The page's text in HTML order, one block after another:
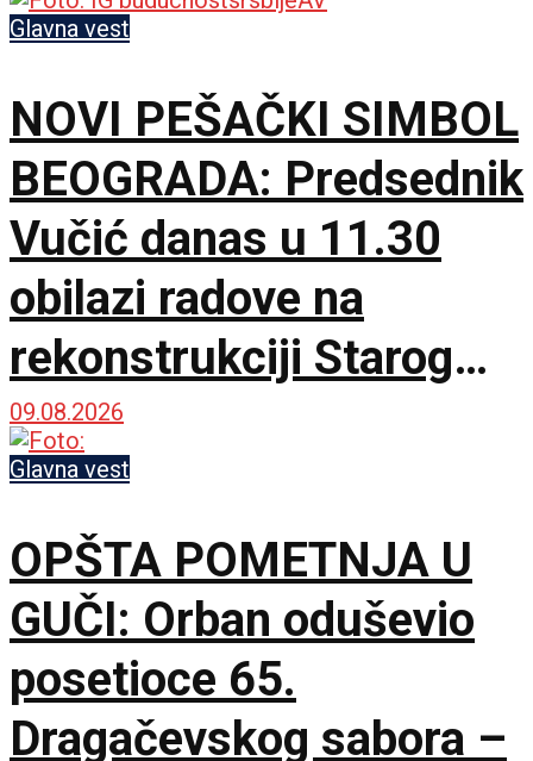
Glavna vest
NOVI PEŠAČKI SIMBOL
BEOGRADA: Predsednik
Vučić danas u 11.30
obilazi radove na
rekonstrukciji Starog
železničkog mosta
09.08.2026
Glavna vest
OPŠTA POMETNJA U
GUČI: Orban oduševio
posetioce 65.
Dragačevskog sabora –